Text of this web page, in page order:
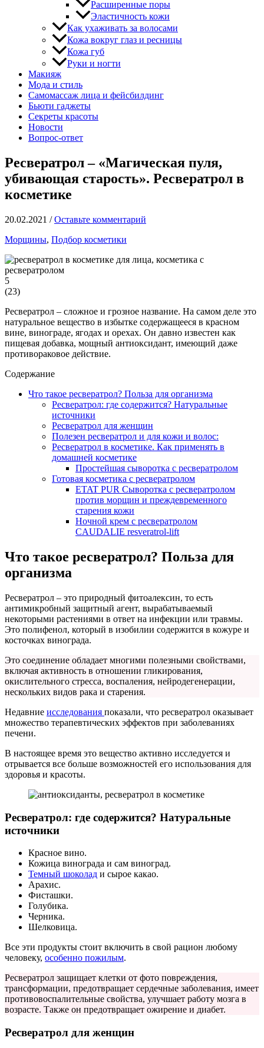
Расширенные поры
Эластичность кожи
Как ухаживать за волосами
Кожа вокруг глаз и ресницы
Кожа губ
Руки и ногти
Макияж
Мода и стиль
Самомассаж лица и фейсбилдинг
Бьюти гаджеты
Секреты красоты
Новости
Вопрос-ответ
Ресвератрол – «Магическая пуля,
убивающая старость». Ресвератрол в
косметике
20.02.2021 /Оставьте комментарий
Морщины, Подбор косметики
5
(23)
Ресвератрол – сложное и грозное название. На самом деле это
натуральное вещество в избытке содержащееся в красном
вине, винограде, ягодах и орехах. Он давно известен как
пищевая добавка, мощный антиоксидант, имеющий даже
противораковое действие.
Содержание
Что такое ресвератрол? Польза для организма
Ресвератрол: где содержится? Натуральные
источники
Ресвератрол для женщин
Полезен ресвератрол и для кожи и волос:
Ресвератрол в косметике. Как применять в
домашней косметике
Простейшая сыворотка с ресвератролом
Готовая косметика с ресвератролом
ETAT PUR Сыворотка с ресвератролом
против морщин и преждевременного
старения кожи
Ночной крем с ресвератролом
CAUDALIE resveratrol-lift
Что такое ресвератрол? Польза для
организма
Ресвератрол – это природный фитоалексин, то есть
антимикробный защитный агент, вырабатываемый
некоторыми растениями в ответ на инфекции или травмы.
Это полифенол, который в изобилии содержится в кожуре и
косточках винограда.
Это соединение обладает многими полезными свойствами,
включая активность в отношении гликирования,
окислительного стресса, воспаления, нейродегенерации,
нескольких видов рака и старения.
Недавние исследования показали, что ресвератрол оказывает
множество терапевтических эффектов при заболеваниях
печени.
В настоящее время это вещество активно исследуется и
отрывается все больше возможностей его использования для
здоровья и красоты.
Ресвератрол: где содержится? Натуральные
источники
Красное вино.
Кожица винограда и сам виноград.
Темный шоколад и сырое какао.
Арахис.
Фисташки.
Голубика.
Черника.
Шелковица.
Все эти продукты стоит включить в свой рацион любому
человеку, особенно пожилым.
Ресвератрол защищает клетки от фото повреждения,
трансформации, предотвращает сердечные заболевания, имеет
противовоспалительные свойства, улучшает работу мозга в
возрасте. Также он предотвращает ожирение и диабет.
Ресвератрол для женщин